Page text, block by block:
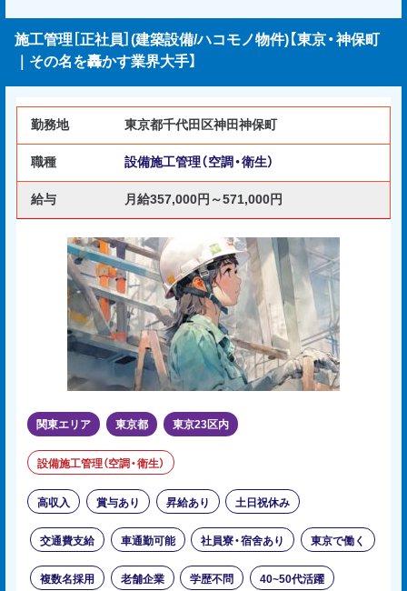
施工管理［正社員］(建築設備/ハコモノ物件)【東京・神保町
｜その名を轟かす業界大手】
勤務地 東京都千代田区神田神保町
職種 設備施工管理（空調・衛生）
給与 月給357,000円～571,000円
関東エリア 東京都 東京23区内
設備施工管理（空調・衛生）
高収入 賞与あり 昇給あり 土日祝休み
交通費支給 車通勤可能 社員寮・宿舍あり 東京で働く
複数名採用 老舗企業 学歴不問 40~50代活躍